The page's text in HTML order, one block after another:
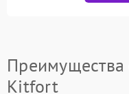
Преимущества
Kitfort